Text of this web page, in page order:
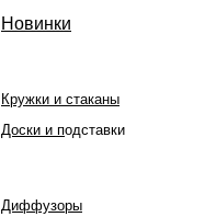
Кружки и стаканы
Доски и подставки
Диффузоры
Новинки